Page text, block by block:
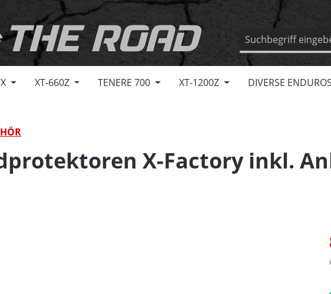
springen
XT-660Z TENERE 700 XT-1200Z DIVERSE ENDUROS
X-Factory inkl.